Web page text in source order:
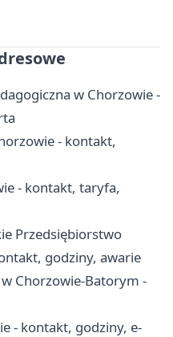
w Chorzowie -
- kontakt,
- kontakt, taryfa,
Przedsiębiorstwo
godziny, awarie
Chorzowie-Batorym -
- kontakt, godziny, e-